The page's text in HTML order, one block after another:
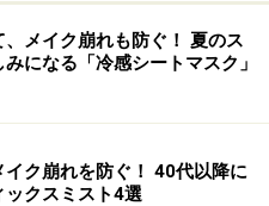
、メイク崩れも防ぐ！ 夏のス
になる「冷感シートマスク」
ク崩れを防ぐ！ 40代以降に
ックスミスト4選